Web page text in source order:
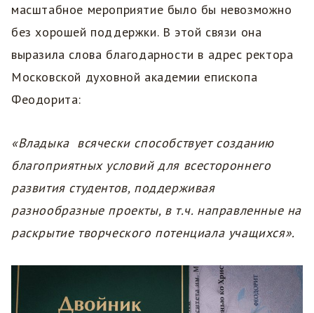
масштабное мероприятие было бы невозможно
без хорошей поддержки. В этой связи она
выразила слова благодарности в адрес ректора
Московской духовной академии епископа
Феодорита:
«Владыка всячески способствует созданию
благоприятных условий для всестороннего
развития студентов, поддерживая
разнообразные проекты, в т.ч. направленные на
раскрытие творческого потенциала учащихся».